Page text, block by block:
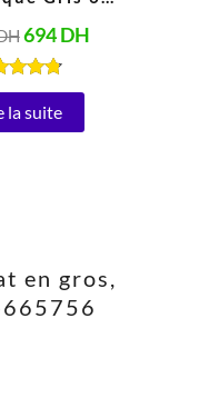
5 Litres
694DH
Note
4.67
la suite
en gros,